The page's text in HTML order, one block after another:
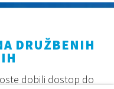
DRUŽBENIH
dobili dostop do